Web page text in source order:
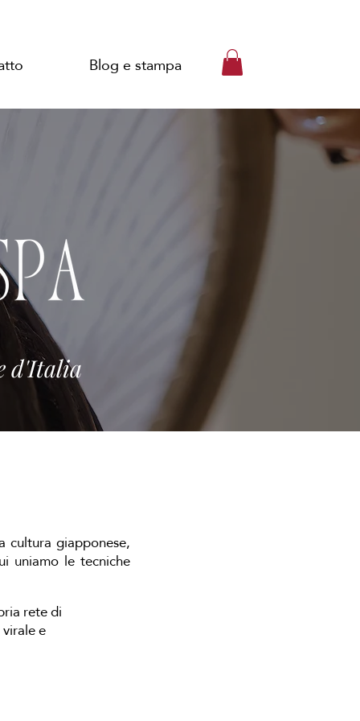
Blog e stampa
d'Italia
cultura giapponese,
uniamo le tecniche
rete di
e